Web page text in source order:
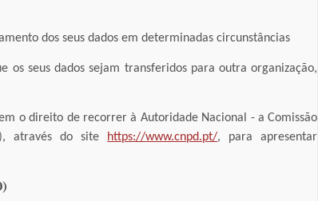
dos seus dados em determinadas circunstâncias
os seus dados sejam transferidos para outra organização,
o direito de recorrer à Autoridade Nacional - a Comissão
através do site
https://www.cnpd.pt/, para apresentar